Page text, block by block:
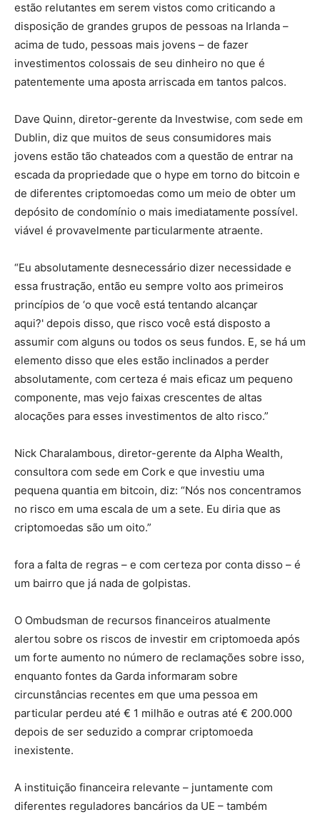
estão relutantes em serem vistos como criticando a
disposição de grandes grupos de pessoas na Irlanda –
acima de tudo, pessoas mais jovens – de fazer
investimentos colossais de seu dinheiro no que é
patentemente uma aposta arriscada em tantos palcos.
Dave Quinn, diretor-gerente da Investwise, com sede em
Dublin, diz que muitos de seus consumidores mais
jovens estão tão chateados com a questão de entrar na
escada da propriedade que o hype em torno do bitcoin e
de diferentes criptomoedas como um meio de obter um
depósito de condomínio o mais imediatamente possível.
viável é provavelmente particularmente atraente.
“Eu absolutamente desnecessário dizer necessidade e
essa frustração, então eu sempre volto aos primeiros
princípios de ‘o que você está tentando alcançar
aqui?' depois disso, que risco você está disposto a
assumir com alguns ou todos os seus fundos. E, se há um
elemento disso que eles estão inclinados a perder
absolutamente, com certeza é mais eficaz um pequeno
componente, mas vejo faixas crescentes de altas
alocações para esses investimentos de alto risco.”
Nick Charalambous, diretor-gerente da Alpha Wealth,
consultora com sede em Cork e que investiu uma
pequena quantia em bitcoin, diz: “Nós nos concentramos
no risco em uma escala de um a sete. Eu diria que as
criptomoedas são um oito.”
fora a falta de regras – e com certeza por conta disso – é
um bairro que já nada de golpistas.
O Ombudsman de recursos financeiros atualmente
alertou sobre os riscos de investir em criptomoeda após
um forte aumento no número de reclamações sobre isso,
enquanto fontes da Garda informaram sobre
circunstâncias recentes em que uma pessoa em
particular perdeu até € 1 milhão e outras até € 200.000
depois de ser seduzido a comprar criptomoeda
inexistente.
A instituição financeira relevante – juntamente com
diferentes reguladores bancários da UE – também